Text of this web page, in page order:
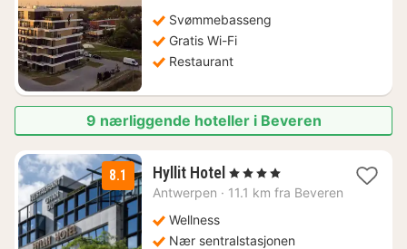
1154
kr.
Svømmebasseng
Gratis Wi-Fi
Restaurant
9 nærliggende hoteller i Beveren
8.1 Hyllit Hotel 2
netter
kr.
, 4 Stjerner
Antwerpen · 11.1 km fra Beveren
Wellness
Nær sentralstasjonen